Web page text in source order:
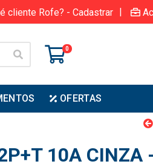
cliente Rofe? - Cadastrar |
0
OFERTAS
10A CINZA